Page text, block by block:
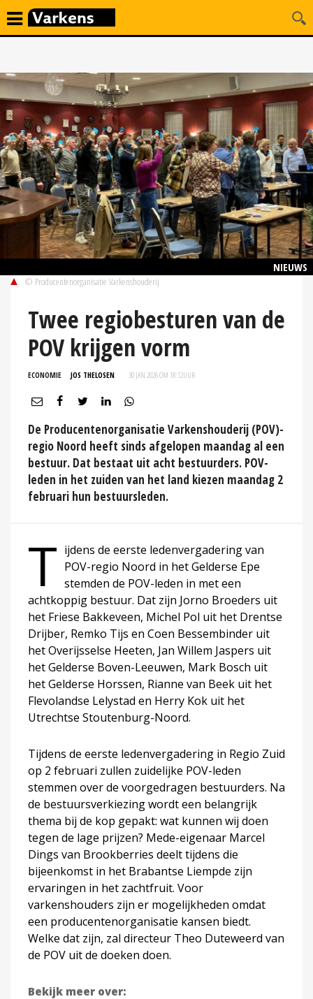
NIEUWS
© Producentenorganisatie Varkenshouderij
Twee regiobesturen van de
POV krijgen vorm
ECONOMIE JOS THELOSEN 30 JAN 2026 OM 18:12UUR
De Producentenorganisatie Varkenshouderij (POV)-
regio Noord heeft sinds afgelopen maandag al een
bestuur. Dat bestaat uit acht bestuurders. POV-
leden in het zuiden van het land kiezen maandag 2
februari hun bestuursleden.
T ijdens de eerste ledenvergadering van
POV-regio Noord in het Gelderse Epe
stemden de POV-leden in met een
achtkoppig bestuur. Dat zijn Jorno Broeders uit
het Friese Bakkeveen, Michel Pol uit het Drentse
Drijber, Remko Tijs en Coen Bessembinder uit
het Overijsselse Heeten, Jan Willem Jaspers uit
het Gelderse Boven-Leeuwen, Mark Bosch uit
het Gelderse Horssen, Rianne van Beek uit het
Flevolandse Lelystad en Herry Kok uit het
Utrechtse Stoutenburg-Noord.
Tijdens de eerste ledenvergadering in Regio Zuid
op 2 februari zullen zuidelijke POV-leden
stemmen over de voorgedragen bestuurders. Na
de bestuursverkiezing wordt een belangrijk
thema bij de kop gepakt: wat kunnen wij doen
tegen de lage prijzen? Mede-eigenaar Marcel
Dings van Brookberries deelt tijdens die
bijeenkomst in het Brabantse Liempde zijn
ervaringen in het zachtfruit. Voor
varkenshouders zijn er mogelijkheden omdat
een producentenorganisatie kansen biedt.
Welke dat zijn, zal directeur Theo Duteweerd van
de POV uit de doeken doen.
Bekijk meer over: